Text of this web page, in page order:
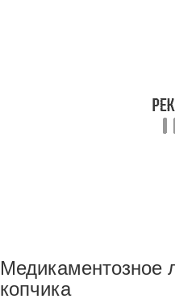
Медикаментозное
копчика